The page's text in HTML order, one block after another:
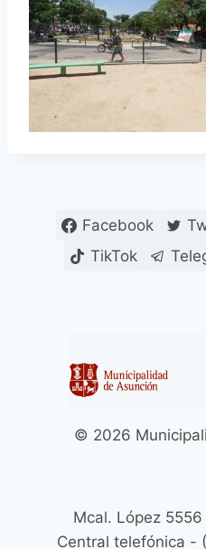
Facebook
TikTok
© 2026
Mcal. López
Central telefónica -